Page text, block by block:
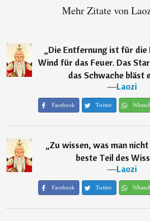
Mehr Zitate von
„Die Entfernung ist für die
Wind für das Feuer. Das
das Schwache bläst
―Laozi
Facebook Twitter
„Zu wissen, was man
beste Teil des
―Laozi
Facebook Twitter